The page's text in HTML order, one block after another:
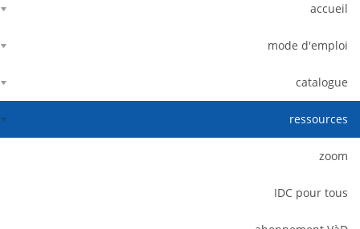
accueil
mode d'emploi
catalogue
ressources
zoom
IDC pour tous